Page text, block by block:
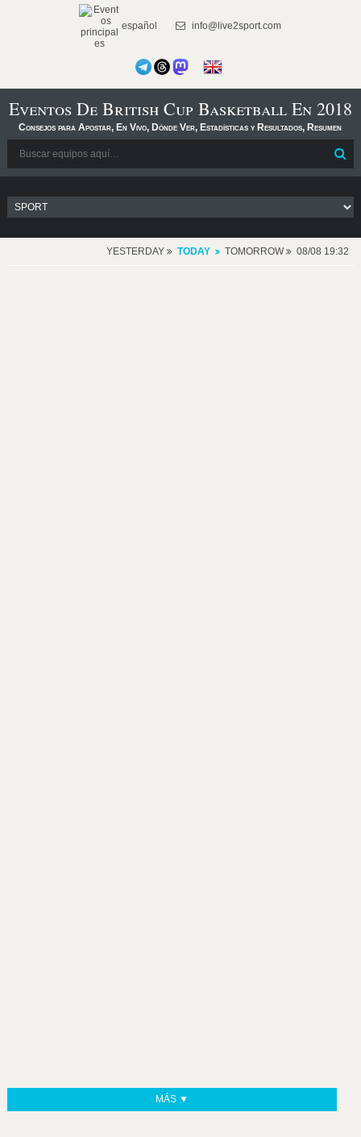
español info@live2sport.com
Eventos De British Cup Basketball En 2018
Consejos para Apostar, En Vivo, Dónde Ver, Estadísticas y Resultados, Resumen
YESTERDAY TODAY TOMORROW 08/08 19:32
MÁS ▼